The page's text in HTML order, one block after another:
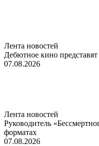
Лента новостей
Дебютное кино
07.08.2026
Лента новостей
Руководитель
форматах
07.08.2026